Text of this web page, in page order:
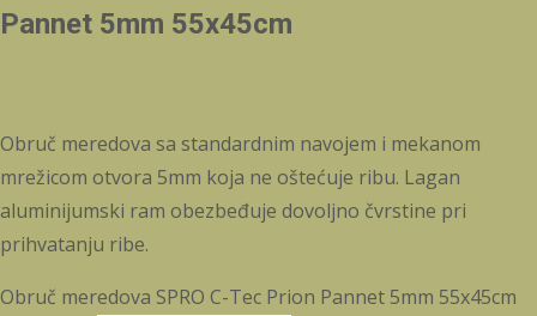
Pannet 5mm 55x45cm
Obruč meredova sa standardnim navojem i mekanom
mrežicom otvora 5mm koja ne oštećuje ribu. Lagan
aluminijumski ram obezbeđuje dovoljno čvrstine pri
prihvatanju ribe.
Obruč meredova SPRO C-Tec Prion Pannet 5mm 55x45cm